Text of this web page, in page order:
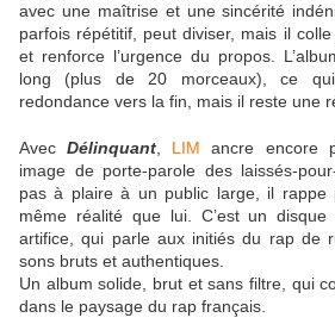
avec une maîtrise et une sincérité
parfois répétitif, peut diviser, mais il
et renforce l’urgence du propos.
long (plus de 20 morceaux), ce
redondance vers la fin, mais il reste une
AvecDélinquant LIM ancre encore
image de porte-parole des laissés-
pas à plaire à un public large, il rappe
même réalité que lui. C’est un
artifice, qui parle aux initiés du rap de
sons bruts et authentiques.
Un album solide, brut et sans filtre, qui
dans le paysage du rap français.